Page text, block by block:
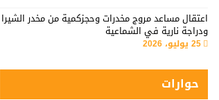
اعتقال مساعد مروج مخدرات وحجزكمية من مخدر الشيرا
ودراجة نارية في الشماعية
25 يوليو، 2026
حوارات